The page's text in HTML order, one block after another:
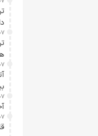
۰۷ مرداد
۰۷ مرداد
۰۷ مرداد
۰۷ مرداد